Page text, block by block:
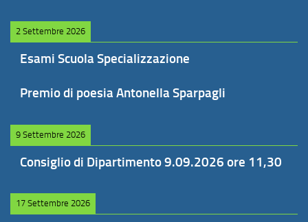
2 Settembre 2026
Esami Scuola Specializzazione
Premio di poesia Antonella Sparpagli
9 Settembre 2026
Consiglio di Dipartimento 9.09.2026 ore 11,30
17 Settembre 2026